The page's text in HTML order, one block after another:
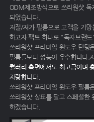
ODM제조방식으로 쓰리원샷 독
되었습니다.
저질/저가 필름으로 고객을 기
하고자 팩트 하나로 "독자브랜드
쓰리원샷 프리미엄 윈도우 틴팅
필름들보다 성능이 우수합니다.
퀄러리 측면에서도 최고급이며
자랑합니다.
쓰리원샷 프리미엄 윈도우 필름
쓰리원샷 상표를 달고 스페셜한
하겠습니다.